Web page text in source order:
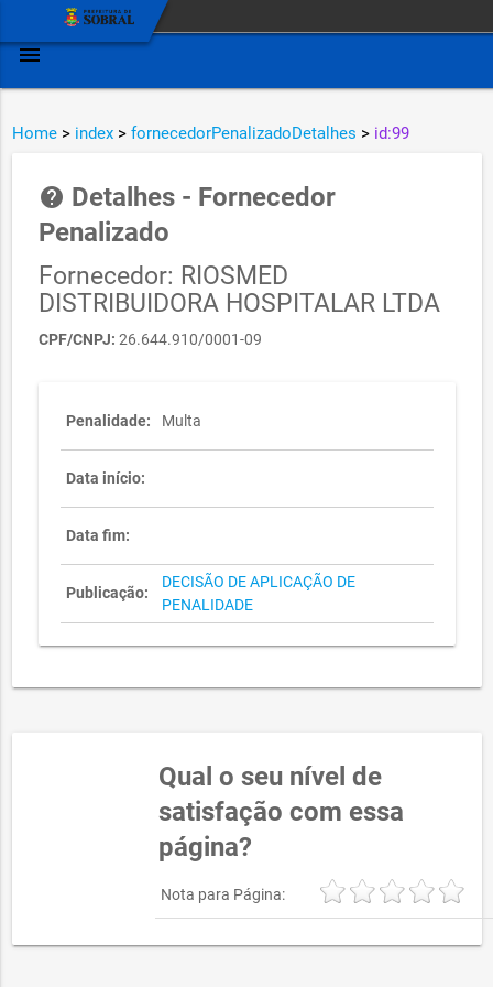
menu
Home > index > fornecedorPenalizadoDetalhes > id:99
help Detalhes - Fornecedor
Penalizado
Fornecedor: RIOSMED
DISTRIBUIDORA HOSPITALAR LTDA
CPF/CNPJ: 26.644.910/0001-09
Penalidade: Multa
Data início:
Data fim:
Publicação:
DECISÃO DE APLICAÇÃO DE
PENALIDADE
Qual o seu nível de
satisfação com essa
página?
Nota para Página: